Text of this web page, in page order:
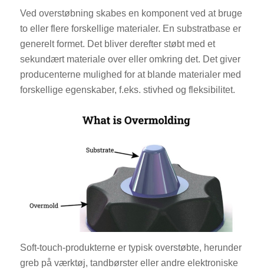
Ved overstøbning skabes en komponent ved at bruge
to eller flere forskellige materialer. En substratbase er
generelt formet. Det bliver derefter støbt med et
sekundært materiale over eller omkring det. Det giver
producenterne mulighed for at blande materialer med
forskellige egenskaber, f.eks. stivhed og fleksibilitet.
Soft-touch-produkterne er typisk overstøbte, herunder
greb på værktøj, tandbørster eller andre elektroniske